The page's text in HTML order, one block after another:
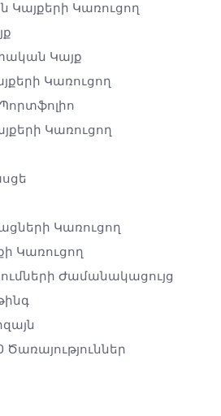
Կայքերի Կառուցող
​​կայք
Կառուցող
Կառուցող
Կառուցող
Կառուցող
Ժամանակացույց
Ծառայություններ